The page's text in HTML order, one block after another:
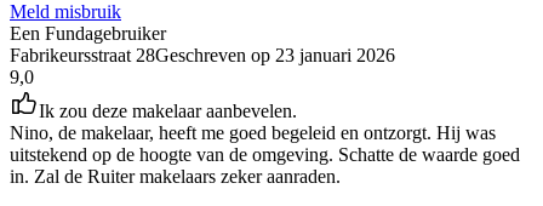
Meld misbruik
Een Fundagebruiker
Fabrikeursstraat 28Geschreven op 23 januari 2026
9,0
Ik zou deze makelaar aanbevelen.
Nino, de makelaar, heeft me goed begeleid en ontzorgt. Hij was
uitstekend op de hoogte van de omgeving. Schatte de waarde goed
in. Zal de Ruiter makelaars zeker aanraden.